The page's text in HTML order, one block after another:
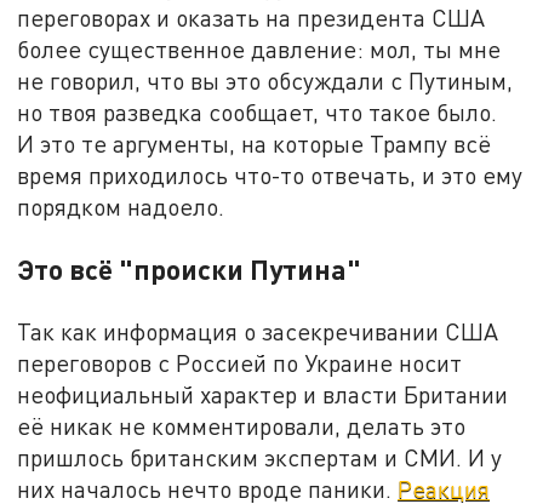
переговорах и оказать на президента США
более существенное давление: мол, ты мне
не говорил, что вы это обсуждали с Путиным,
но твоя разведка сообщает, что такое было.
И это те аргументы, на которые Трампу всё
время приходилось что-то отвечать, и это ему
порядком надоело.
Это всё "происки Путина"
Так как информация о засекречивании США
переговоров с Россией по Украине носит
неофициальный характер и власти Британии
её никак не комментировали, делать это
пришлось британским экспертам и СМИ. И у
них началось нечто вроде паники. Реакция